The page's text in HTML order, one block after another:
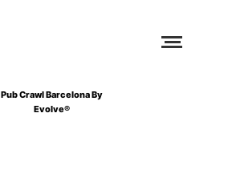
Pub Crawl Barcelona By
Evolve®